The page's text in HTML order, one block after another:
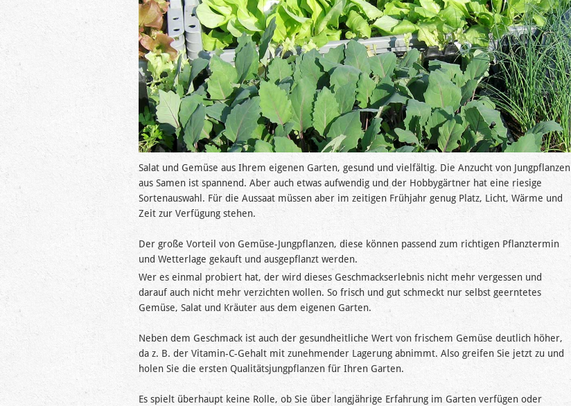
Salat und Gemüse aus Ihrem eigenen Garten, gesund und vielfältig. Die Anzucht von Jungpflanzen
aus Samen ist spannend. Aber auch etwas aufwendig und der Hobbygärtner hat eine riesige
Sortenauswahl. Für die Aussaat müssen aber im zeitigen Frühjahr genug Platz, Licht, Wärme und
Zeit zur Verfügung stehen.
Der große Vorteil von Gemüse-Jungpflanzen, diese können passend zum richtigen Pflanztermin
und Wetterlage gekauft und ausgepflanzt werden.
Wer es einmal probiert hat, der wird dieses Geschmackserlebnis nicht mehr vergessen und
darauf auch nicht mehr verzichten wollen. So frisch und gut schmeckt nur selbst geerntetes
Gemüse, Salat und Kräuter aus dem eigenen Garten.
Neben dem Geschmack ist auch der gesundheitliche Wert von frischem Gemüse deutlich höher,
da z. B. der Vitamin-C-Gehalt mit zunehmender Lagerung abnimmt. Also greifen Sie jetzt zu und
holen Sie die ersten Qualitätsjungpflanzen für Ihren Garten.
Es spielt überhaupt keine Rolle, ob Sie über langjährige Erfahrung im Garten verfügen oder